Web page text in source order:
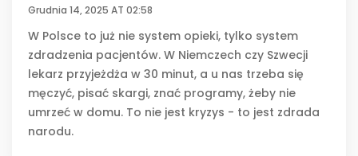
Grudnia 14, 2025 AT 02:58
W Polsce to już nie system opieki, tylko system
zdradzenia pacjentów. W Niemczech czy Szwecji
lekarz przyjeżdża w 30 minut, a u nas trzeba się
męczyć, pisać skargi, znać programy, żeby nie
umrzeć w domu. To nie jest kryzys - to jest zdrada
narodu.